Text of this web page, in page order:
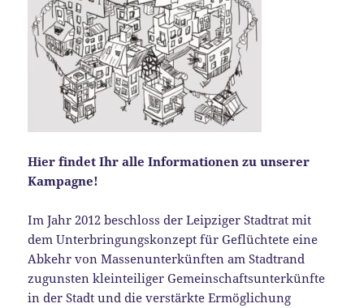
Hier findet Ihr alle Informationen zu unserer
Kampagne!
Im Jahr 2012 beschloss der Leipziger Stadtrat mit
dem Unterbringungskonzept für Geflüchtete eine
Abkehr von Massenunterkünften am Stadtrand
zugunsten kleinteiliger Gemeinschaftsunterkünfte
in der Stadt und die verstärkte Ermöglichung